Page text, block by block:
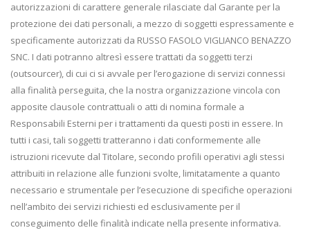
autorizzazioni di carattere generale rilasciate dal Garante per la
protezione dei dati personali, a mezzo di soggetti espressamente e
specificamente autorizzati da RUSSO FASOLO VIGLIANCO BENAZZO
SNC. I dati potranno altresì essere trattati da soggetti terzi
(outsourcer), di cui ci si avvale per l’erogazione di servizi connessi
alla finalità perseguita, che la nostra organizzazione vincola con
apposite clausole contrattuali o atti di nomina formale a
Responsabili Esterni per i trattamenti da questi posti in essere. In
tutti i casi, tali soggetti tratteranno i dati conformemente alle
istruzioni ricevute dal Titolare, secondo profili operativi agli stessi
attribuiti in relazione alle funzioni svolte, limitatamente a quanto
necessario e strumentale per l’esecuzione di specifiche operazioni
nell’ambito dei servizi richiesti ed esclusivamente per il
conseguimento delle finalità indicate nella presente informativa.